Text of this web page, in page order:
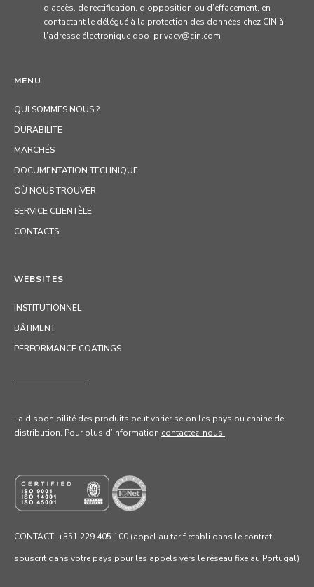
MENU
QUI SOMMES NOUS ?
DURABILITE
MARCHÉS
DOCUMENTATION TECHNIQUE
OÙ NOUS TROUVER
SERVICE CLIENTÈLE
CONTACTS
d’accès, de rectification, d’opposition ou d’effacement, en
contactant le délégué à la protection des données chez CIN à
l’adresse électronique dpo_privacy@cin.com
WEBSITES
INSTITUTIONNEL
BÂTIMENT
PERFORMANCE COATINGS
La disponibilité des produits peut varier selon les pays ou chaine de
distribution. Pour plus d’information contactez-nous.
CONTACT: +351 229 405 100 (appel au tarif établi dans le contrat
souscrit dans votre pays pour les appels vers le réseau fixe au Portugal)